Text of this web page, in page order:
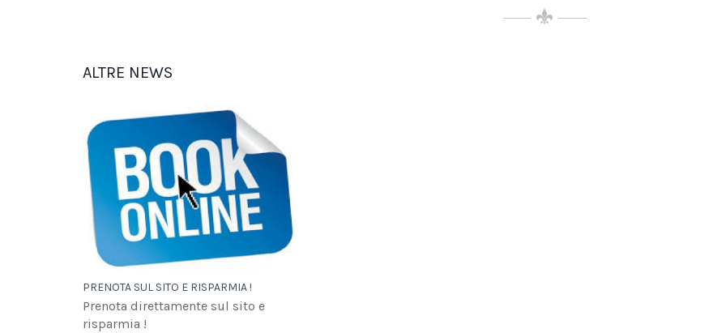
ALTRE NEWS
PRENOTA SUL SITO E RISPARMIA !
Prenota direttamente sul sito e
risparmia !